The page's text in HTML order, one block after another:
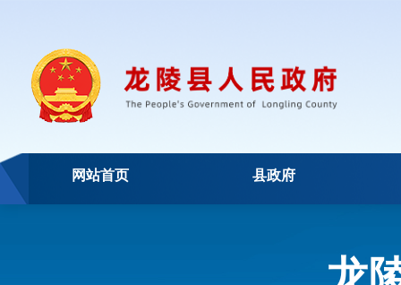
网站首页 县政府